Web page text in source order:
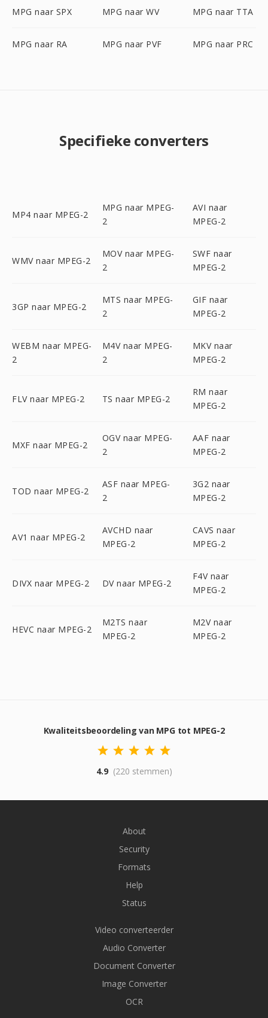
MPG naar SPX MPG naar WV MPG naar TTA
MPG naar RA MPG naar PVF MPG naar PRC
Specifieke converters
MP4 naar MPEG-2
MPG naar MPEG-
2
AVI naar
MPEG-2
WMV naar MPEG-2
MOV naar MPEG-
2
SWF naar
MPEG-2
3GP naar MPEG-2
MTS naar MPEG-
2
GIF naar
MPEG-2
WEBM naar MPEG-
2
M4V naar MPEG-
2
MKV naar
MPEG-2
FLV naar MPEG-2 TS naar MPEG-2
RM naar
MPEG-2
MXF naar MPEG-2
OGV naar MPEG-
2
AAF naar
MPEG-2
TOD naar MPEG-2
ASF naar MPEG-
2
3G2 naar
MPEG-2
AV1 naar MPEG-2
AVCHD naar
MPEG-2
CAVS naar
MPEG-2
DIVX naar MPEG-2 DV naar MPEG-2
F4V naar
MPEG-2
HEVC naar MPEG-2
M2TS naar
MPEG-2
M2V naar
MPEG-2
Kwaliteitsbeoordeling van MPG tot MPEG-2
4.9 (220 stemmen)
About
Security
Formats
Help
Status
Video converteerder
Audio Converter
Document Converter
Image Converter
OCR